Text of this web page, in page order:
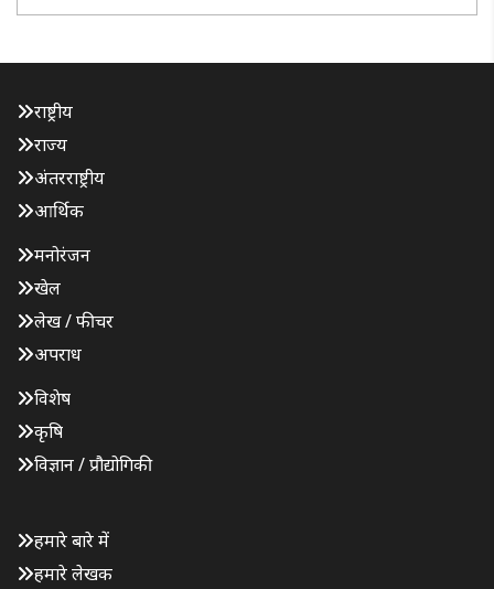
राष्ट्रीय
राज्य
अंतरराष्ट्रीय
आर्थिक
मनोरंजन
खेल
लेख / फीचर
अपराध
विशेष
कृषि
विज्ञान / प्रौद्योगिकी
हमारे बारे में
हमारे लेखक